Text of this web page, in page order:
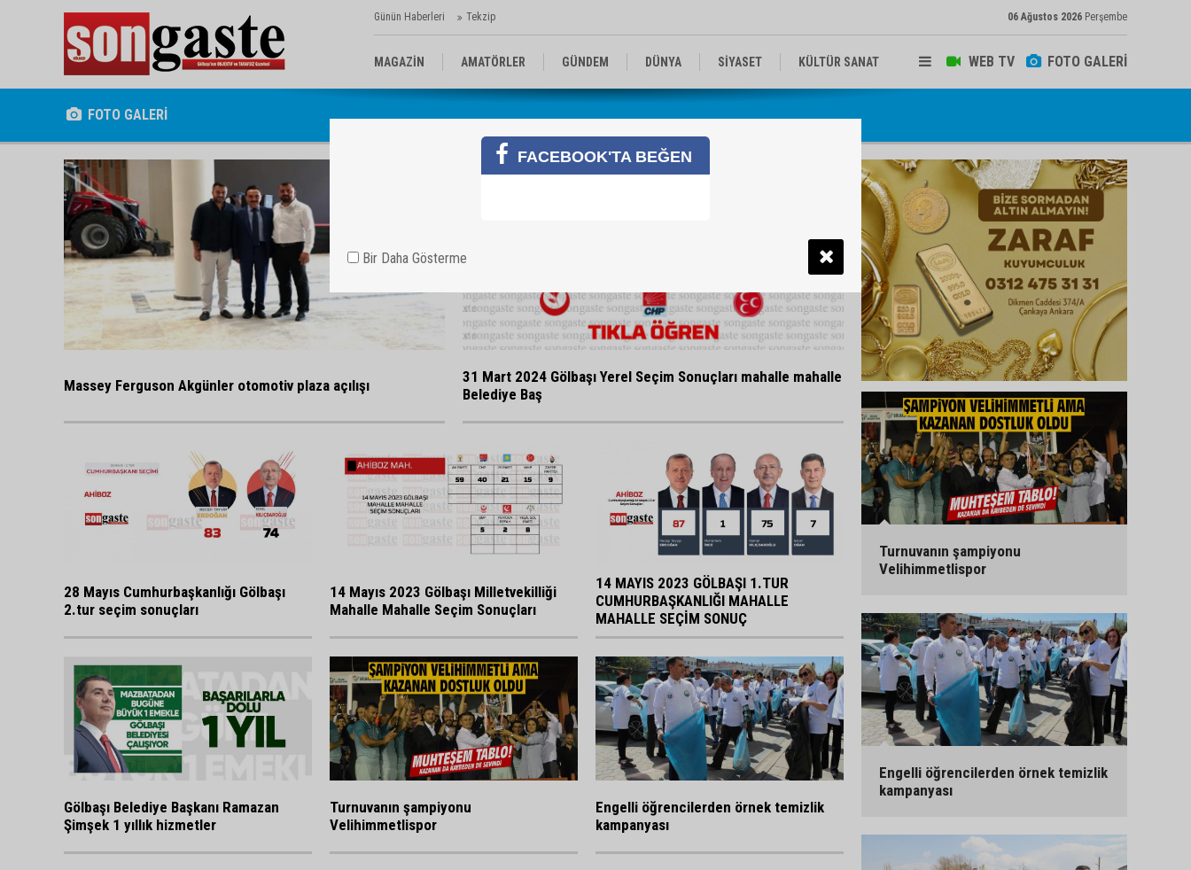
Günün Haberleri Tekzip 06 Ağustos 2026 Perşembe
WEB TV FOTO GALERİ
MAGAZİN AMATÖRLER GÜNDEM DÜNYA SİYASET KÜLTÜR SANAT
FOTO GALERİ
Massey Ferguson Akgünler otomotiv plaza açılışı
31 Mart 2024 Gölbaşı Yerel Seçim Sonuçları mahalle mahalle
Belediye Baş
28 Mayıs Cumhurbaşkanlığı Gölbaşı
2.tur seçim sonuçları
14 Mayıs 2023 Gölbaşı Milletvekilliği
Mahalle Mahalle Seçim Sonuçları
14 MAYIS 2023 GÖLBAŞI 1.TUR
CUMHURBAŞKANLIĞI MAHALLE
MAHALLE SEÇİM SONUÇ
Gölbaşı Belediye Başkanı Ramazan
Şimşek 1 yıllık hizmetler
Turnuvanın şampiyonu
Velihimmetlispor
Engelli öğrencilerden örnek temizlik
kampanyası
Turnuvanın şampiyonu
Velihimmetlispor
Engelli öğrencilerden örnek temizlik
kampanyası
FACEBOOK'TA BEĞEN
Bir Daha Gösterme